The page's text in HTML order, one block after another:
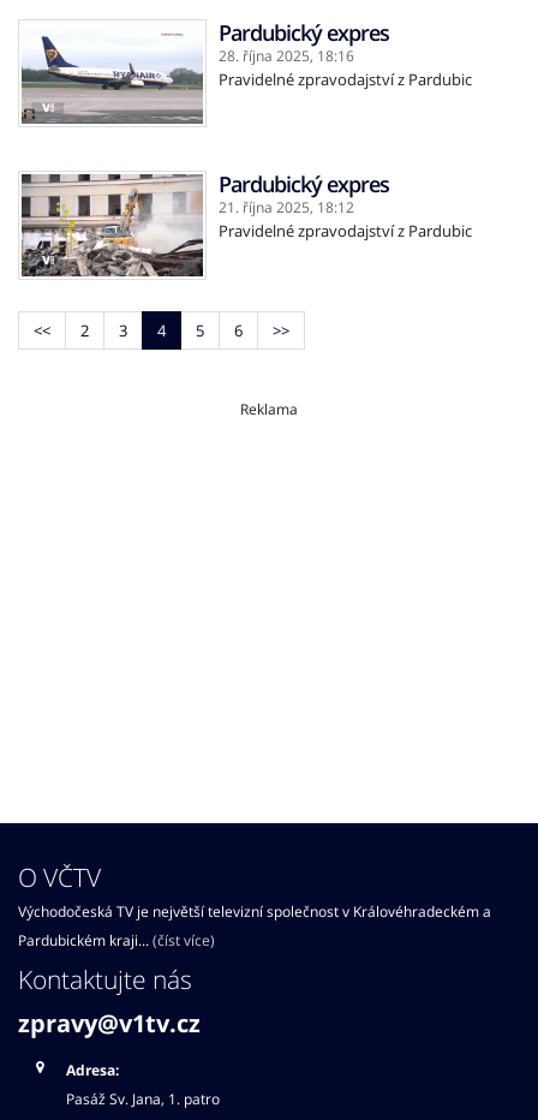
Pardubický expres
28. října 2025, 18:16
Pravidelné zpravodajství z Pardubic
Pardubický expres
21. října 2025, 18:12
Pravidelné zpravodajství z Pardubic
<< 2 3 4 5 6 >>
Reklama
O VČTV
Východočeská TV je největší televizní společnost v Královéhradeckém a
Pardubickém kraji... (číst více)
Kontaktujte nás
zpravy@v1tv.cz
Adresa:
Pasáž Sv. Jana, 1. patro